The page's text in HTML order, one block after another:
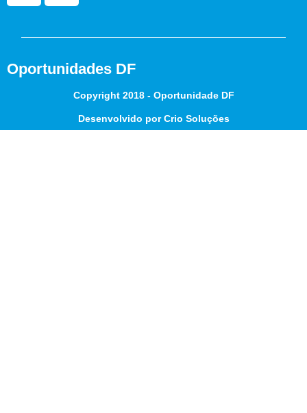
Oportunidades DF
Copyright 2018 - Oportunidade DF
Desenvolvido por Crio Soluções